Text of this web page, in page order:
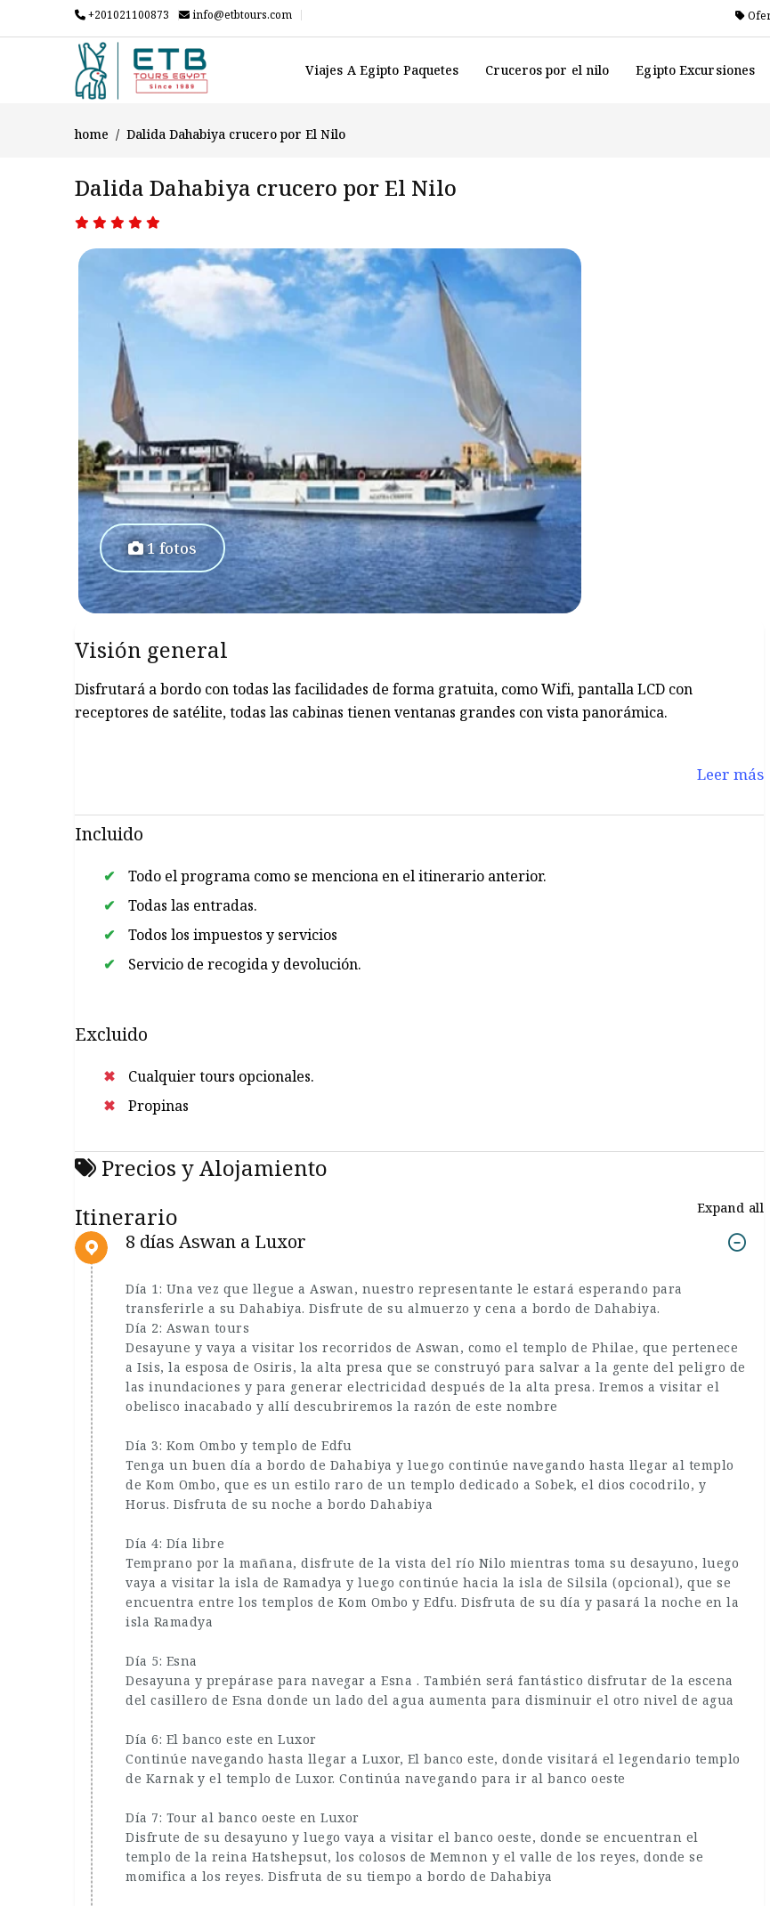
+201021100873 info@etbtours.com
Viajes A Egipto Paquetes Cruceros por el nilo Egipto Excursiones
home Dalida Dahabiya crucero por El Nilo
Dalida Dahabiya crucero por El Nilo
1 fotos
Visión general
Disfrutará a bordo con todas las facilidades de forma gratuita, como Wifi, pantalla LCD con
receptores de satélite, todas las cabinas tienen ventanas grandes con vista panorámica.
Leer más
Incluido
Todo el programa como se menciona en el itinerario anterior.
Todas las entradas.
Todos los impuestos y servicios
Servicio de recogida y devolución.
Excluido
Cualquier tours opcionales.
Propinas
Precios y Alojamiento
Itinerario
Expand all
8 días Aswan a Luxor
Día 1: Una vez que llegue a Aswan, nuestro representante le estará esperando para
transferirle a su Dahabiya. Disfrute de su almuerzo y cena a bordo de Dahabiya.
Día 2: Aswan tours
Desayune y vaya a visitar los recorridos de Aswan, como el templo de Philae, que pertenece
a Isis, la esposa de Osiris, la alta presa que se construyó para salvar a la gente del peligro de
las inundaciones y para generar electricidad después de la alta presa. Iremos a visitar el
obelisco inacabado y allí descubriremos la razón de este nombre
Día 3: Kom Ombo y templo de Edfu
Tenga un buen día a bordo de Dahabiya y luego continúe navegando hasta llegar al templo
de Kom Ombo, que es un estilo raro de un templo dedicado a Sobek, el dios cocodrilo, y
Horus. Disfruta de su noche a bordo Dahabiya
Día 4: Día libre
Temprano por la mañana, disfrute de la vista del río Nilo mientras toma su desayuno, luego
vaya a visitar la isla de Ramadya y luego continúe hacia la isla de Silsila (opcional), que se
encuentra entre los templos de Kom Ombo y Edfu. Disfruta de su día y pasará la noche en la
isla Ramadya
Día 5: Esna
Desayuna y prepárase para navegar a Esna . También será fantástico disfrutar de la escena
del casillero de Esna donde un lado del agua aumenta para disminuir el otro nivel de agua
Día 6: El banco este en Luxor
Continúe navegando hasta llegar a Luxor, El banco este, donde visitará el legendario templo
de Karnak y el templo de Luxor. Continúa navegando para ir al banco oeste
Día 7: Tour al banco oeste en Luxor
Disfrute de su desayuno y luego vaya a visitar el banco oeste, donde se encuentran el
templo de la reina Hatshepsut, los colosos de Memnon y el valle de los reyes, donde se
momifica a los reyes. Disfruta de su tiempo a bordo de Dahabiya